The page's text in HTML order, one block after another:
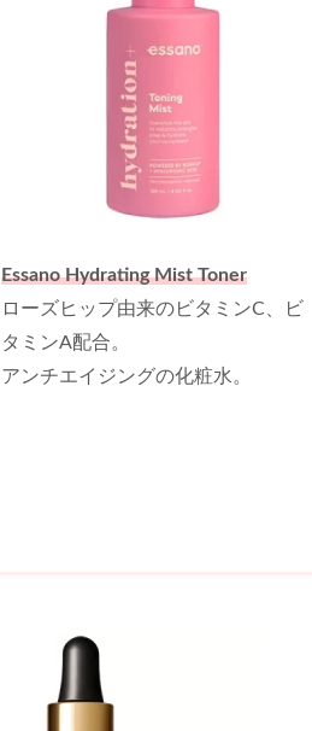
Essano Hydrating Mist Toner
ローズヒップ由来のビタミンC、ビ
タミンA配合。
アンチエイジングの化粧水。